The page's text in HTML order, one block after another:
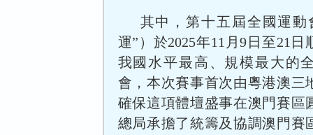
其中，第十五屆全國運動
運”）於2025年11月9日至21日
我國水平最高、規模最大的
會，本次賽事首次由粵港澳三
確保這項體壇盛事在澳門賽區
總局承擔了統籌及協調澳門賽